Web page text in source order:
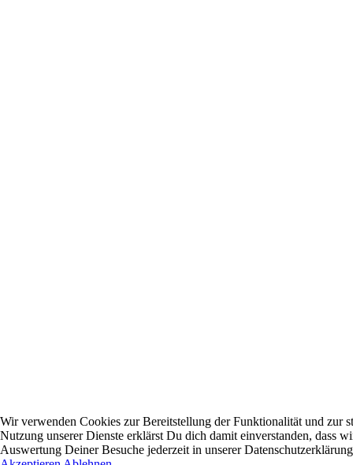
Wir verwenden Cookies zur Bereitstellung der Funktionalität und zur
Nutzung unserer Dienste erklärst Du dich damit einverstanden, dass
Auswertung Deiner Besuche jederzeit in unserer